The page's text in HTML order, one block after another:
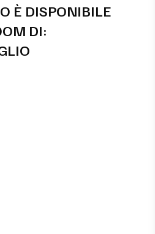
È DISPONIBILE
DI: